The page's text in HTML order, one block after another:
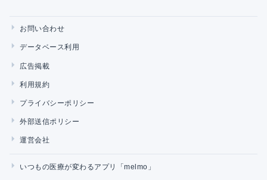
お問い合わせ
データベース利用
広告掲載
利用規約
プライバシーポリシー
外部送信ポリシー
運営会社
いつもの医療が変わるアプリ「melmo」